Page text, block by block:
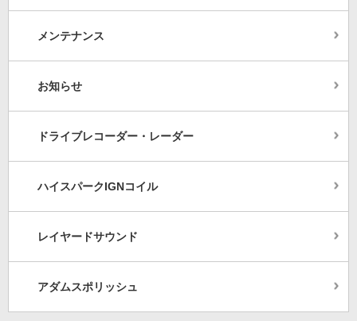
メンテナンス
お知らせ
ドライブレコーダー・レーダー
ハイスパークIGNコイル
レイヤードサウンド
アダムスポリッシュ